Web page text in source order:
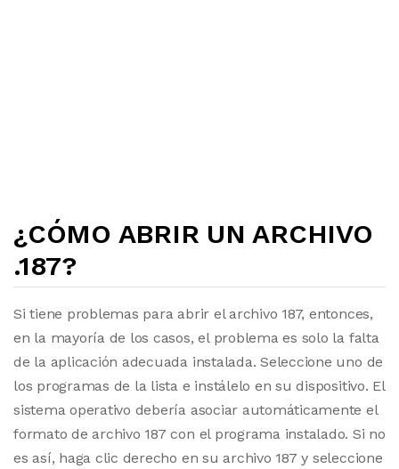
¿CÓMO ABRIR UN ARCHIVO
.187?
Si tiene problemas para abrir el archivo 187, entonces,
en la mayoría de los casos, el problema es solo la falta
de la aplicación adecuada instalada. Seleccione uno de
los programas de la lista e instálelo en su dispositivo. El
sistema operativo debería asociar automáticamente el
formato de archivo 187 con el programa instalado. Si no
es así, haga clic derecho en su archivo 187 y seleccione